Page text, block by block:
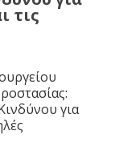
τις
για